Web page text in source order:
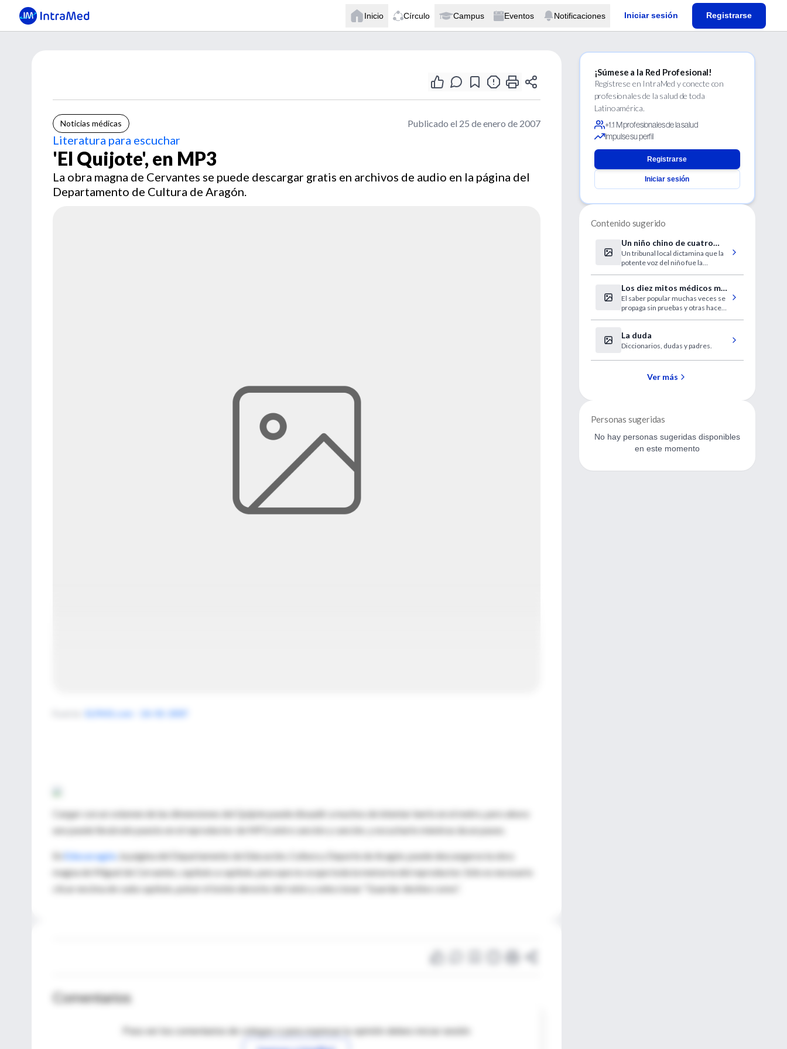
Inicio Círculo Campus Eventos Notificaciones Iniciar sesión Registrarse
Noticias médicas Publicado el 25 de enero de 2007
Literatura para escuchar
'El Quijote', en MP3
La obra magna de Cervantes se puede descargar gratis en archivos de audio en la página del
Departamento de Cultura de Aragón.
ELPAIS.com - 26-01-2007
Cargar con un volumen de las dimensiones del Quijote puede disuadir a muchos de intentar leerlo en el metro, pero ahora
uno puede llevárselo puesto en el reproductor de MP3, entre canción y canción, y escucharlo mientras da un paseo.
EnEducaragón, la página del Departamento de Educación, Cultura y Deporte de Aragón, puede descargarse la obra
magna de Miguel de Cervantes, capítulo a capítulo, para que no ocupe toda la memoria del reproductor. Sólo es necesario
clicar encima de cada capítulo, pulsar el botón derecho del ratón y seleccionar “Guardar destino como”.
Comentarios
Para ver los comentarios de colegas o para expresar tu opinión debes iniciar sesión
¡Súmese a la Red Profesional!
Regístrese en IntraMed y conecte con
profesionales de la salud de toda
Latinoamérica.
+1.1 M profesionales de la salud
Impulse su perfil
Registrarse
Iniciar sesión
Contenido sugerido
Un niño chino de cuatro
años mata a 443 pollos a
gritos
Un tribunal local dictamina que la
potente voz del niño fue la
Los diez mitos médicos más
populares desterrados por
los investigadores
El saber popular muchas veces se
propaga sin pruebas y otras hace
La duda
Diccionarios, dudas y padres.
Ver más
Personas sugeridas
No hay personas sugeridas disponibles
en este momento